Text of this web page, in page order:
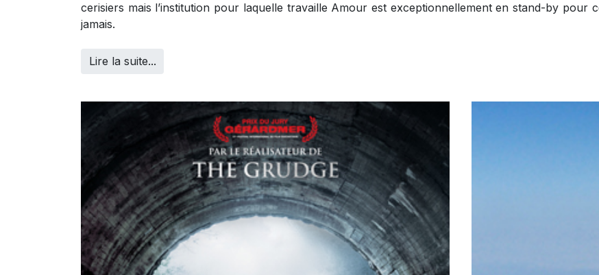
cerisiers mais l’institution pour laquelle travaille Amour est exceptionnellement en stand-by pour
jamais.
Lire la suite...